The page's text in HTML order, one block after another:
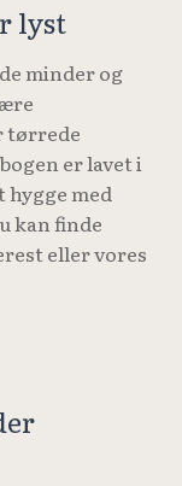
lyst
minder og
tørrede
er lavet i
hygge med
kan finde
eller vores